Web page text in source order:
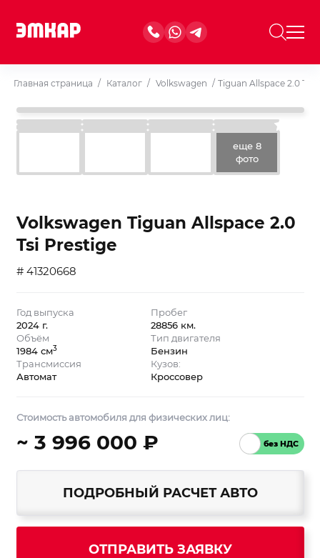
Главная страница / Каталог / Volkswagen / Tiguan Allspace 2.0 Tsi
еще 8
фото
Volkswagen Tiguan Allspace 2.0
Tsi Prestige
# 41320668
Год выпуска
2024 г.
Пробег
28856 км.
Объём
1984 см3
Тип двигателя
Бензин
Трансмиссия
Автомат
Кузов:
Кроссовер
Стоимость автомобиля для физических лиц:
~ 3 996 000 ₽
ПОДРОБНЫЙ РАСЧЕТ АВТО
ОТПРАВИТЬ ЗАЯВКУ